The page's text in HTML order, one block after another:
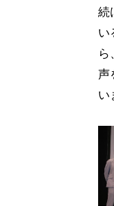
続
い
声
い